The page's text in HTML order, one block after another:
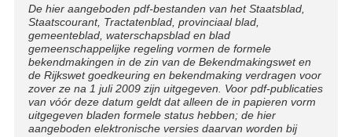
Disclaimer
De hier aangeboden pdf-bestanden van het Staatsblad,
Staatscourant, Tractatenblad, provinciaal blad,
gemeenteblad, waterschapsblad en blad
gemeenschappelijke regeling vormen de formele
bekendmakingen in de zin van de Bekendmakingswet en
de Rijkswet goedkeuring en bekendmaking verdragen voor
zover ze na 1 juli 2009 zijn uitgegeven. Voor pdf-publicaties
van vóór deze datum geldt dat alleen de in papieren vorm
uitgegeven bladen formele status hebben; de hier
aangeboden elektronische versies daarvan worden bij